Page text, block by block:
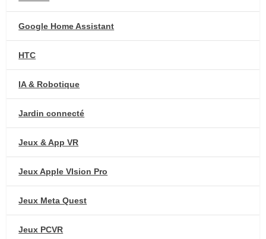
Google Home Assistant
HTC
IA & Robotique
Jardin connecté
Jeux & App VR
Jeux Apple VIsion Pro
Jeux Meta Quest
Jeux PCVR